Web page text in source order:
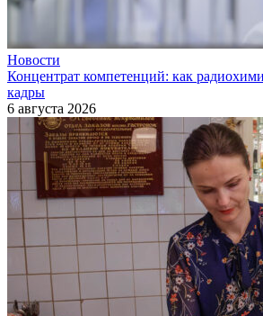
Новости
Концентрат компетенций: как
кадры
6 августа 2026